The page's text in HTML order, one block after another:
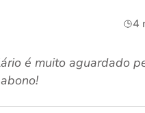
4
é muito aguardado